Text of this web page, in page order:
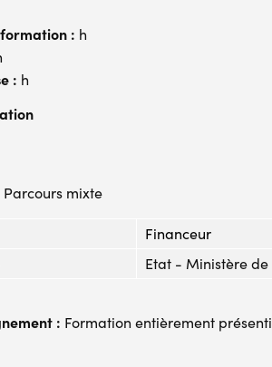
: h
: h
Parcours mixte
Financeur
Etat - Ministère
: Formation entièrement